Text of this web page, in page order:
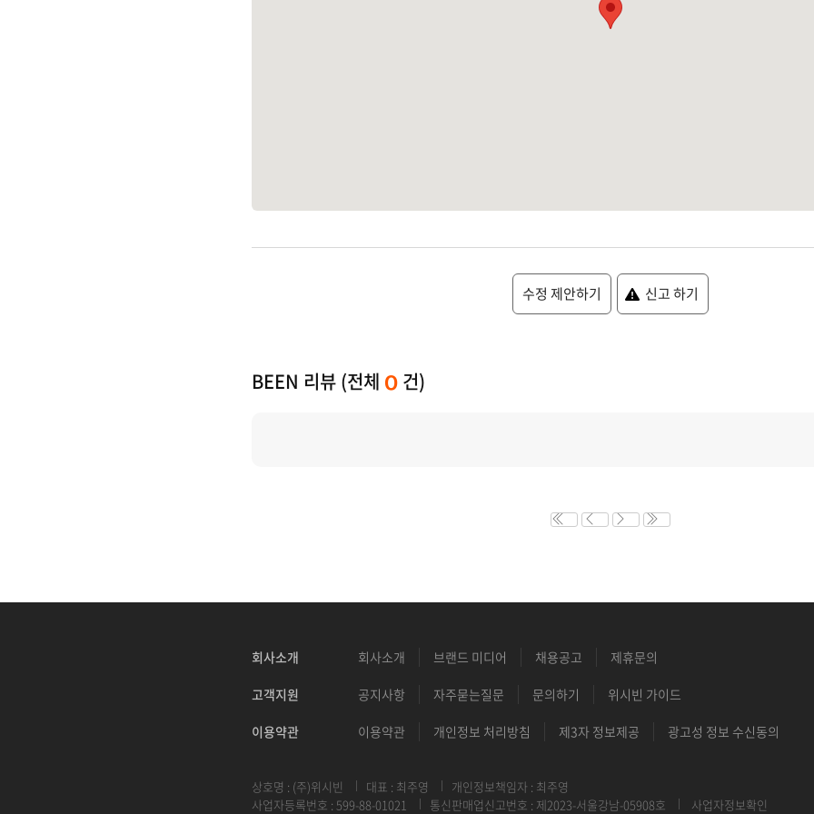
수정 제안하기 신고 하기
BEEN 리뷰 (전체 0 건)
회사소개 회사소개 브랜드 미디어 채용공고 제휴문의
고객지원 공지사항 자주묻는질문 문의하기 위시빈 가이드
이용약관 이용약관 개인정보 처리방침 제3자 정보제공 광고성 정보 수신동의
상호명 : (주)위시빈 대표 : 최주영
개인정보책임자 : 최주영
사업자등록번호 : 599-88-01021
통신판매업신고번호 : 제2023-서울강남-05908호 사업자정보확인